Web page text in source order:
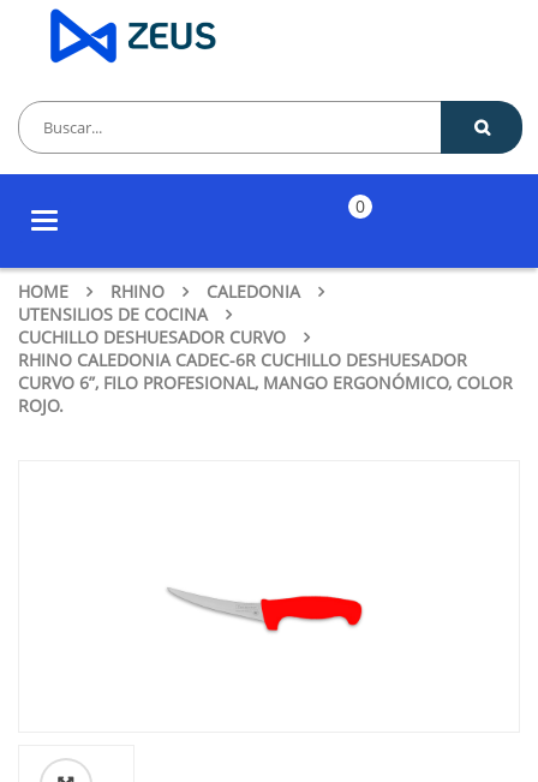
Toggle
0
HOME RHINO
CALEDONIA
UTENSILIOS DE COCINA
CUCHILLO DESHUESADOR CURVO
RHINO CALEDONIA CADEC-6R CUCHILLO DESHUESADOR
CURVO 6”, FILO PROFESIONAL, MANGO ERGONÓMICO, COLOR
ROJO.